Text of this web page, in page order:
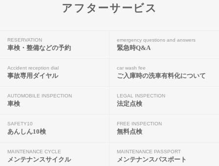
アフターサービス
RESERVATION
車検・整備などの予約
emergency questions and answers
緊急時Q&A
Accident reception dial
事故専用ダイヤル
car wash fee
ご入庫時の洗車有料化について
AUTOMOBILE INSPECTION
車検
LEGAL INSPECTION
法定点検
SAFETY10
あんしん10検
FREE INSPECTION
無料点検
MAINTENANCE CYCLE
メンテナンスサイクル
MAINTENANCE PASSPORT
メンテナンスパスポート